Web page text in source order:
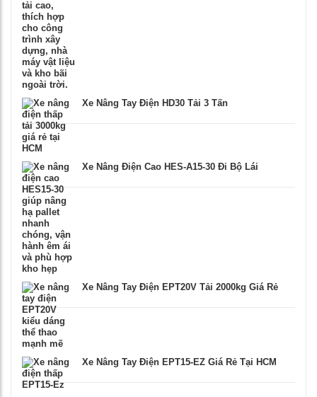
Xe Nâng Tay Điện HD30 Tải 3 Tấn
Xe Nâng Điện Cao HES-A15-30 Đi Bộ Lái
Xe Nâng Tay Điện EPT20V Tải 2000kg Giá Rẻ
Xe Nâng Tay Điện EPT15-EZ Giá Rẻ Tại HCM